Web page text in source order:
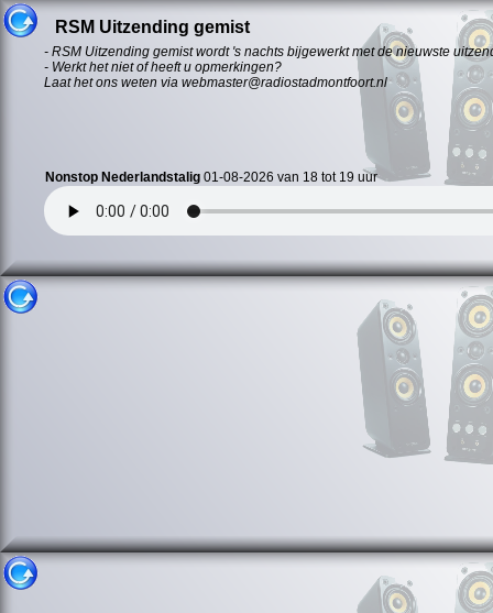
RSM Uitzending gemist
Nonstop Nederlandstalig 01-08-2026 van 18 tot 19 uur
- RSM Uitzending gemist wordt 's nachts bijgewerkt met de nieuwste
- Werkt het niet of heeft u opmerkingen?
Laat het ons weten via webmaster@radiostadmontfoort.nl